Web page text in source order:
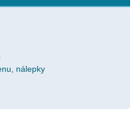
nálepky